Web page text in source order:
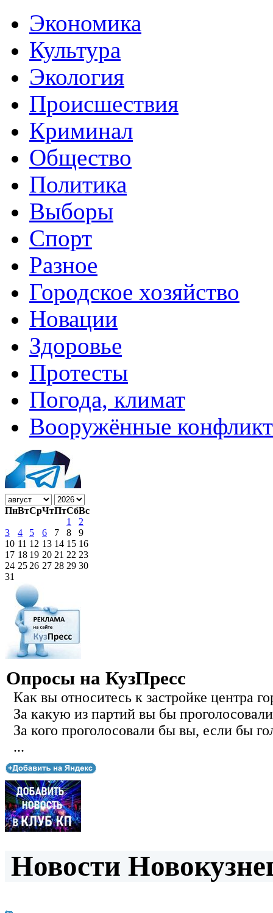
Экономика
Культура
Экология
Происшествия
Криминал
Общество
Политика
Выборы
Спорт
Разное
Городское хозяйство
Новации
Здоровье
Протесты
Погода, климат
Вооружённые
ПнВтСрЧтПтСбВс
1
2
3
4 5 6 7 8
9
10 11 12 13 14 15 16
17 18 19 20 21 22 23
24 25 26 27 28 29 30
31
Опросы на КузПресс
Как вы относитесь к застройке центра
За какую из партий вы бы
За кого проголосовали бы вы, если бы
...
Новости